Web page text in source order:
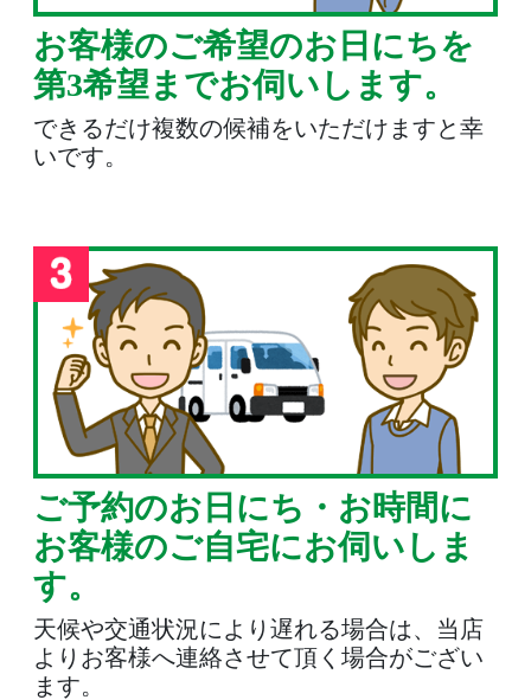
お客様のご希望のお日にちを
第3希望までお伺いします。
できるだけ複数の候補をいただけますと幸
いです。
ご予約のお日にち・お時間に
お客様のご自宅にお伺いしま
す。
天候や交通状況により遅れる場合は、当店
よりお客様へ連絡させて頂く場合がござい
ます。